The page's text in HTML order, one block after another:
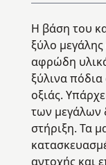
Η βάση του
ξύλο
αφρώδη
ξύλινα
οξιάς.
των μεγάλων
στήριξη. Τα
αντοχής και